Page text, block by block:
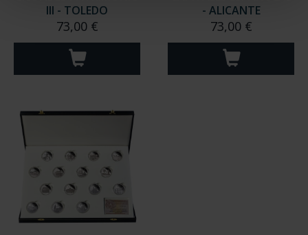
III - TOLEDO
73,00 €
- ALICANTE
73,00 €